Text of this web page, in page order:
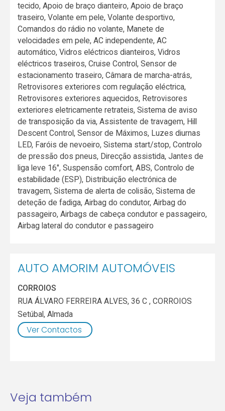
tecido, Apoio de braço dianteiro, Apoio de braço
traseiro, Volante em pele, Volante desportivo,
Comandos do rádio no volante, Manete de
velocidades em pele, AC independente, AC
automático, Vidros eléctricos dianteiros, Vidros
eléctricos traseiros, Cruise Control, Sensor de
estacionamento traseiro, Câmara de marcha-atrás,
Retrovisores exteriores com regulação eléctrica,
Retrovisores exteriores aquecidos, Retrovisores
exteriores eletricamente retrateis, Sistema de aviso
de transposição da via, Assistente de travagem, Hill
Descent Control, Sensor de Máximos, Luzes diurnas
LED, Faróis de nevoeiro, Sistema start/stop, Controlo
de pressão dos pneus, Direcção assistida, Jantes de
liga leve 16", Suspensão comfort, ABS, Controlo de
estabilidade (ESP), Distribuição electrónica de
travagem, Sistema de alerta de colisão, Sistema de
deteção de fadiga, Airbag do condutor, Airbag do
passageiro, Airbags de cabeça condutor e passageiro,
Airbag lateral do condutor e passageiro
AUTO AMORIM AUTOMÓVEIS
CORROIOS
RUA ÁLVARO FERREIRA ALVES, 36 C , CORROIOS
Setúbal,Almada
Ver Contactos
Veja também